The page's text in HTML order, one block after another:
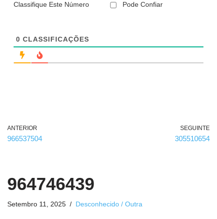
a
ó
Classifique Este Número
Pode Confiar
0 CLASSIFICAÇÕES
ANTERIOR
966537504
SEGUINTE
305510654
964746439
Setembro 11, 2025 Desconhecido / Outra